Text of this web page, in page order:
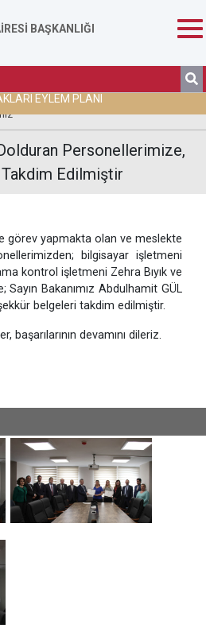
BAŞKANLIĞI
EYLEM PLANI
Personellerimize,
Edilmiştir
görev yapmakta olan ve meslekte
bilgisayar işletmeni
kontrol işletmeni Zehra Bıyık ve
Sayın Bakanımız Abdulhamit GÜL
belgeleri takdim edilmiştir.
başarılarının devamını dileriz.